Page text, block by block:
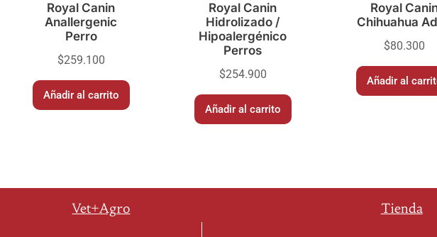
Royal Canin
Anallergenic
Perro
$259.100
Añadir al carrito
Royal Canin
Hidrolizado /
Hipoalergénico
Perros
$254.900
Añadir al carrito
Royal
Chihuahua
$80.300
Añadir al
Vet+Agro Tienda